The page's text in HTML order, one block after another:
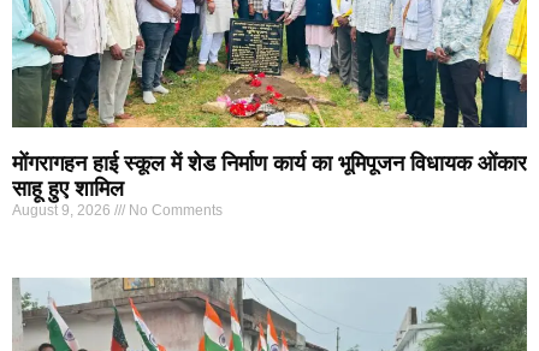
मोंगरागहन हाई स्कूल में शेड निर्माण कार्य का भूमिपूजन विधायक ओंकार
साहू हुए शामिल
August 9, 2026 No Comments